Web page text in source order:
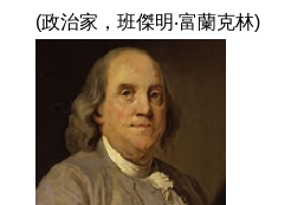
(政治家，班傑明‧富蘭克林)